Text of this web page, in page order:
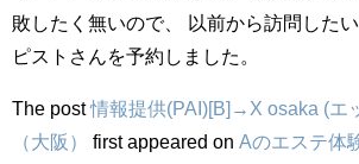
敗したく無いので、 以前から訪問した
ピストさんを予約しました。
The post情報提供(PAI)[B]→X osaka (エ
（大阪）
first appeared on Aのエステ体